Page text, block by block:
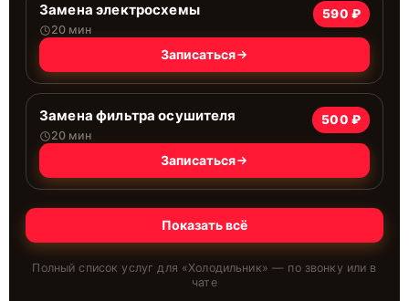
Замена электросхемы
20 мин
590 ₽
Записаться
Замена фильтра осушителя
20 мин
500 ₽
Записаться
Показать всё
Полный список услуг для «Холодильник» — по звонку или в
чате